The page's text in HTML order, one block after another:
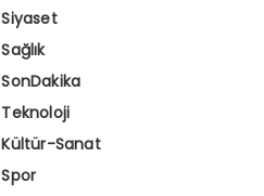
Siyaset
Sağlık
SonDakika
Teknoloji
Kültür-Sanat
Spor